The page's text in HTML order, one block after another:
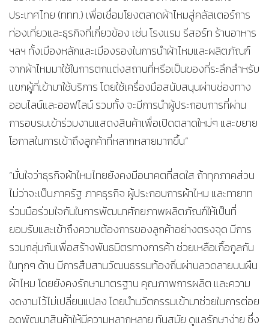
ประเทศไทย (ททท.) เพื่อเชื่อมโยงตลาดผ้าไหมสู่คลัสเตอร์การ
ท่องเที่ยวและธุรกิจที่เกี่ยวข้อง เช่น โรงแรม รีสอร์ท ร้านอาหาร
ฯลฯ ทั้งเมืองหลักและเมืองรองในการนำผ้าไหมและผลิตภัณฑ์
จากผ้าไหมมาใช้ในการตกแต่งสถานที่หรือเป็นของที่ระลึกสำหรับ
แขกผู้ที่เข้ามาใช้บริการ โดยใช้เครื่องมือสนับสนุนผ่านช่องทาง
ออนไลน์และออฟไลน์ รวมทั้ง จะมีการนำผู้ประกอบการที่ผ่าน
การอบรมเข้าร่วมงานแสดงสินค้าเพื่อเปิดตลาดใหม่ๆ และขยาย
โอกาสในการเข้าถึงลูกค้าที่หลากหลายมากขึ้น”
“มั่นใจว่าธุรกิจผ้าไหมไทยยังคงมีอนาคตที่สดใส ถ้าทุกภาคส่วน
ไม่ว่าจะเป็นภาครัฐ ภาคธุรกิจ ผู้ประกอบการผ้าไหม และทายาท
ร่วมมือร่วมใจกันในการพัฒนาศักยภาพผลิตภัณฑ์ให้เป็นที่
ยอมรับและเข้าถึงความต้องการของลูกค้าอย่างตรงจุด มีการ
รวมกลุ่มกันเพื่อสร้างพันธมิตรทางการค้า ช่วยเหลือเกื้อกูลกัน
ในทุกๆ ด้าน มีการสืบสานวัฒนธรรมท้องถิ่นผ่านลวดลายบนผืน
ผ้าไหม โดยยังคงรักษามาตรฐาน คุณภาพการผลิต และความ
งดงามไว้ไม่เปลี่ยนแปลง โดยนำนวัตกรรมเข้ามาช่วยในการต่อย
อดพัฒนาสินค้าให้มีความหลากหลาย ทันสมัย ดูแลรักษาง่าย ซึ่ง